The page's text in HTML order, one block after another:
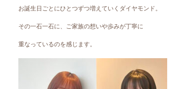
お誕生日ごとにひとつずつ増えていくダイヤモンド。
その一石一石に、ご家族の想いや歩みが丁寧に
重なっているのを感じます。